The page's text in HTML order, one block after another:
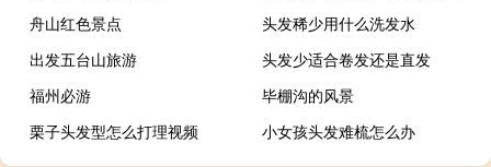
舟山红色景点
头发稀少用什么洗发水
出发五台山旅游
头发少适合卷发还是直发
福州必游
毕棚沟的风景
栗子头发型怎么打理视频
小女孩头发难梳怎么办